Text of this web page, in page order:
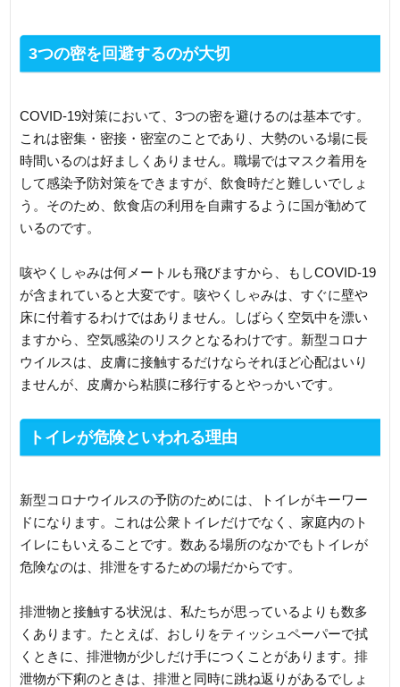
3つの密を回避するのが大切
COVID-19対策において、3つの密を避けるのは基本です。
これは密集・密接・密室のことであり、大勢のいる場に長
時間いるのは好ましくありません。職場ではマスク着用を
して感染予防対策をできますが、飲食時だと難しいでしょ
う。そのため、飲食店の利用を自粛するように国が勧めて
いるのです。
咳やくしゃみは何メートルも飛びますから、もしCOVID-19
が含まれていると大変です。咳やくしゃみは、すぐに壁や
床に付着するわけではありません。しばらく空気中を漂い
ますから、空気感染のリスクとなるわけです。新型コロナ
ウイルスは、皮膚に接触するだけならそれほど心配はいり
ませんが、皮膚から粘膜に移行するとやっかいです。
トイレが危険といわれる理由
新型コロナウイルスの予防のためには、トイレがキーワー
ドになります。これは公衆トイレだけでなく、家庭内のト
イレにもいえることです。数ある場所のなかでもトイレが
危険なのは、排泄をするための場だからです。
排泄物と接触する状況は、私たちが思っているよりも数多
くあります。たとえば、おしりをティッシュペーパーで拭
くときに、排泄物が少しだけ手につくことがあります。排
泄物が下痢のときは、排泄と同時に跳ね返りがあるでしょ